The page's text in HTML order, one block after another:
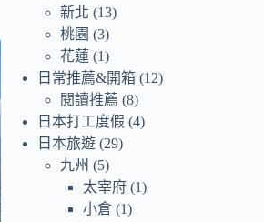
新北 (13)
桃園 (3)
花蓮 (1)
日常推薦&開箱 (12)
閱讀推薦 (8)
日本打工度假 (4)
日本旅遊 (29)
九州 (5)
太宰府 (1)
小倉 (1)